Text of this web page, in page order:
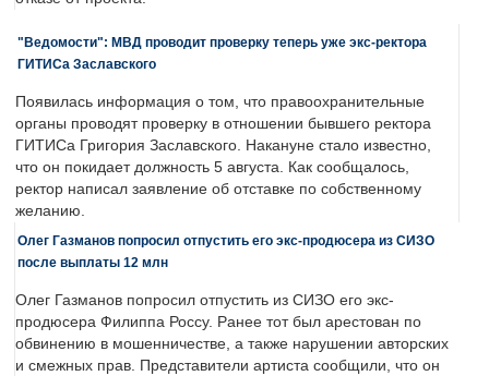
"Ведомости": МВД проводит проверку теперь уже экс-ректора
ГИТИСа Заславского
Появилась информация о том, что правоохранительные
органы проводят проверку в отношении бывшего ректора
ГИТИСа Григория Заславского. Накануне стало известно,
что он покидает должность 5 августа. Как сообщалось,
ректор написал заявление об отставке по собственному
желанию.
Олег Газманов попросил отпустить его экс-продюсера из СИЗО
после выплаты 12 млн
Олег Газманов попросил отпустить из СИЗО его экс-
продюсера Филиппа Россу. Ранее тот был арестован по
обвинению в мошенничестве, а также нарушении авторских
и смежных прав. Представители артиста сообщили, что он